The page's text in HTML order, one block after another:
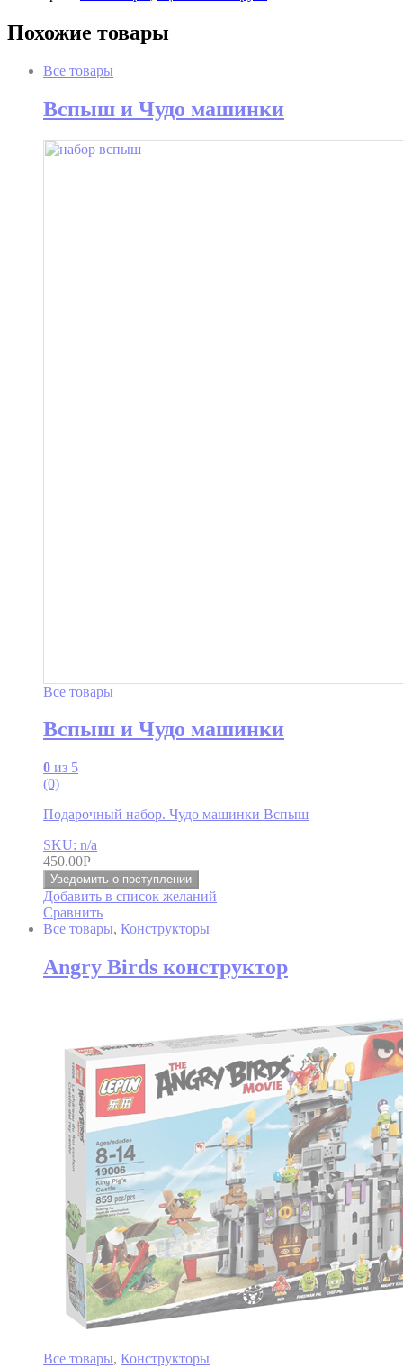
Похожие товары
Все товары
Вспыш и Чудо машинки
Все товары
Вспыш и Чудо машинки
0 из 5
(0)
Подарочный набор. Чудо машинки Вспыш
SKU: n/a
450.00Р
Уведомить о поступлении
Добавить в список желаний
Сравнить
Все товары, Конструкторы
Angry Birds конструктор
Все товары, Конструкторы